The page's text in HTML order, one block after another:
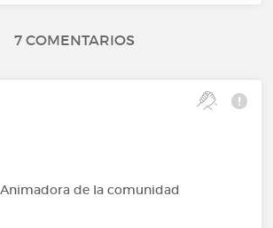
7 COMENTARIOS
Animadora de la comunidad